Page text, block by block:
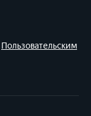
Пользовательским